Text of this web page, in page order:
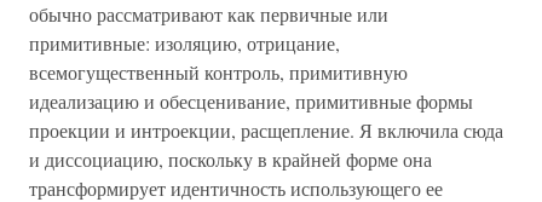
обычно рассматривают как первичные или
примитивные: изоляцию, отрицание,
всемогущественный контроль, примитивную
идеализацию и обесценивание, примитивные формы
проекции и интроекции, расщепление. Я включила сюда
и диссоциацию, поскольку в крайней форме она
трансформирует идентичность использующего ее